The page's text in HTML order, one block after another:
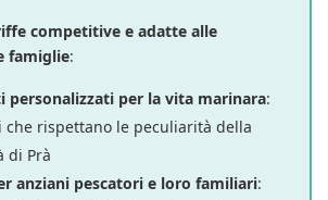
competitive e adatte alle
famiglie:
personalizzati per la vita marinara:
che rispettano le peculiarità della
di Prà
anziani pescatori e loro familiari: